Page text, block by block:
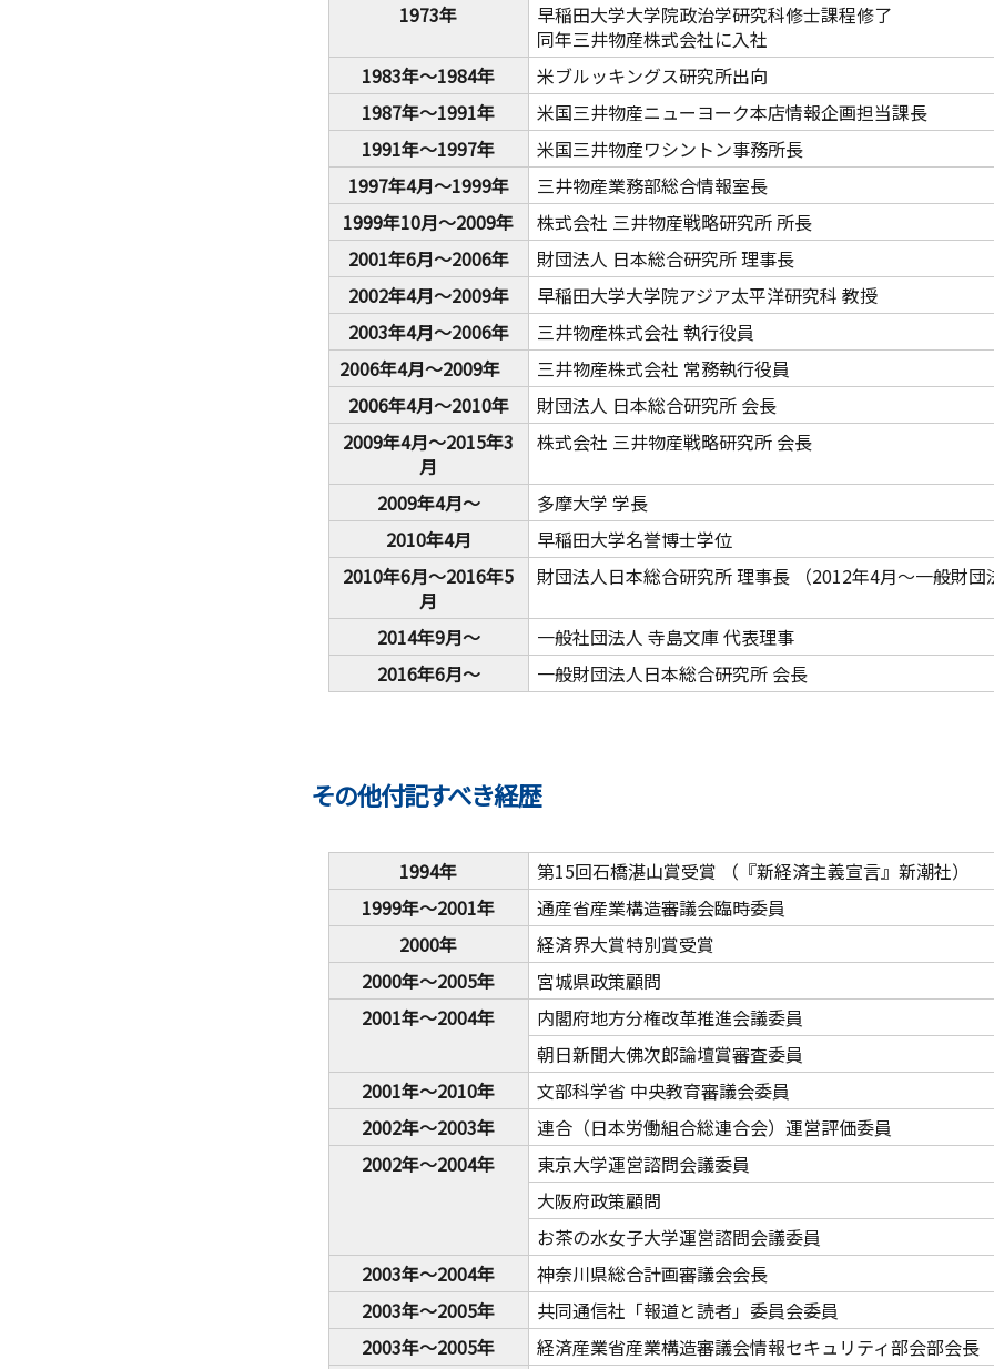
1973年
早稲田大学大学院政治学研究科修士課程修了
同年三井物産株式会社に入社
1983年～1984年
米ブルッキングス研究所出向
1987年～1991年
米国三井物産ニューヨーク本店情報企画担当課長
1991年～1997年
米国三井物産ワシントン事務所長
1997年4月～1999年
三井物産業務部総合情報室長
1999年10月～2009年
株式会社 三井物産戦略研究所 所長
2001年6月～2006年
財団法人 日本総合研究所 理事長
2002年4月～2009年
早稲田大学大学院アジア太平洋研究科 教授
2003年4月～2006年
三井物産株式会社 執行役員
2006年4月～2009年
三井物産株式会社 常務執行役員
2006年4月～2010年
財団法人 日本総合研究所 会長
2009年4月～2015年3
月
株式会社 三井物産戦略研究所 会長
2009年4月～
多摩大学 学長
2010年4月
早稲田大学名誉博士学位
2010年6月～2016年5
月
財団法人日本総合研究所 理事長 （2012年4月～一般財団
2014年9月～
一般社団法人 寺島文庫 代表理事
2016年6月～
一般財団法人日本総合研究所 会長
その他付記すべき経歴
1994年
第15回石橋湛山賞受賞 （『新経済主義宣言』新潮社）
1999年～2001年
通産省産業構造審議会臨時委員
2000年
経済界大賞特別賞受賞
2000年～2005年
宮城県政策顧問
2001年～2004年
内閣府地方分権改革推進会議委員
朝日新聞大佛次郎論壇賞審査委員
2001年～2010年
文部科学省 中央教育審議会委員
2002年～2003年
連合（日本労働組合総連合会）運営評価委員
2002年～2004年
東京大学運営諮問会議委員
大阪府政策顧問
お茶の水女子大学運営諮問会議委員
2003年～2004年
神奈川県総合計画審議会会長
2003年～2005年
共同通信社「報道と読者」委員会委員
2003年～2005年
経済産業省産業構造審議会情報セキュリティ部会部会長